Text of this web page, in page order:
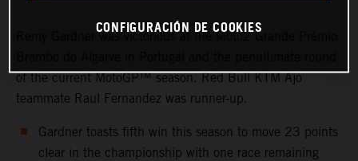
Remy Gardner was victorious at the Moto2 Grande Prémio
of the current MotoGP™ season. Red Bull KTM Ajo
teammate Raul Fernandez was runner-up.
Gardner toasts fifth win this season to move 23 points
clear in the championship with one race remaining
CONFIGURACIÓN DE COOKIES